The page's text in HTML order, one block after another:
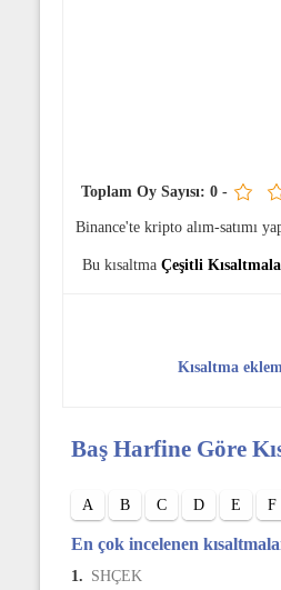
Toplam Oy Sayısı: 0-
Binance'te kripto alım-satımı
Bu kısaltma Çeşitli
Kısaltma
Baş Harfine Göre
A B C D E F
En çok incelenen
1. SHÇEK